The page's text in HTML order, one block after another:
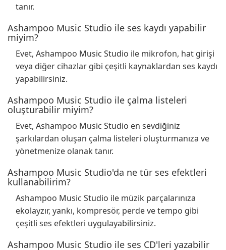
tanır.
Ashampoo Music Studio ile ses kaydı yapabilir
miyim?
Evet, Ashampoo Music Studio ile mikrofon, hat girişi
veya diğer cihazlar gibi çeşitli kaynaklardan ses kaydı
yapabilirsiniz.
Ashampoo Music Studio ile çalma listeleri
oluşturabilir miyim?
Evet, Ashampoo Music Studio en sevdiğiniz
şarkılardan oluşan çalma listeleri oluşturmanıza ve
yönetmenize olanak tanır.
Ashampoo Music Studio'da ne tür ses efektleri
kullanabilirim?
Ashampoo Music Studio ile müzik parçalarınıza
ekolayzır, yankı, kompresör, perde ve tempo gibi
çeşitli ses efektleri uygulayabilirsiniz.
Ashampoo Music Studio ile ses CD'leri yazabilir